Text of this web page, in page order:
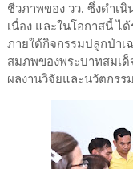
ชีวภาพของ วว. ซึ่งดำเ
เนื่อง และในโอกาสนี้ ไ
ภายใต้กิจกรรมปลูกป่าเ
สมภพของพระบาทสมเด็
ผลงานวิจัยและนวัตกร